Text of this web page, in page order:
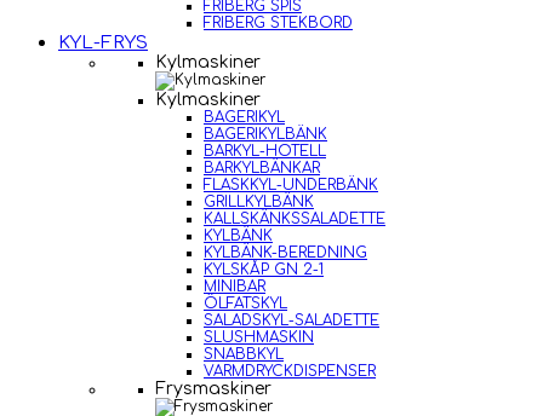
FRIBERG SPIS
FRIBERG STEKBORD
KYL-FRYS
Kylmaskiner
Kylmaskiner
BAGERIKYL
BAGERIKYLBÄNK
BARKYL-HOTELL
BARKYLBÄNKAR
FLASKKYL-UNDERBÄNK
GRILLKYLBÄNK
KALLSKÄNKSSALADETTE
KYLBÄNK
KYLBÄNK-BEREDNING
KYLSKÅP GN 2-1
MINIBAR
ÖLFATSKYL
SALADSKYL-SALADETTE
SLUSHMASKIN
SNABBKYL
VARMDRYCKDISPENSER
Frysmaskiner